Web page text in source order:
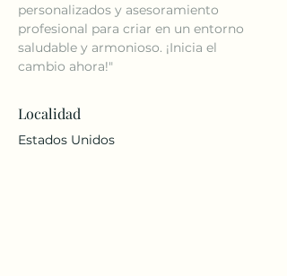
personalizados y asesoramiento
profesional para criar en un entorno
saludable y armonioso. ¡Inicia el
cambio ahora!"
Localidad
Estados Unidos